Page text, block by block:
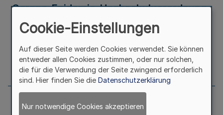
Corona-Epidemie-Hochschulverordnung
11.12.2020
Seite 1234
Verordnung zur Änderung der
Cookie-Einstellungen
Auf dieser Seite werden Cookies verwendet. Sie können
entweder allen Cookies zustimmen, oder nur solchen,
die für die Verwendung der Seite zwingend erforderlich
sind. Hier finden Sie die Datenschutzerklärung
Nur notwendige Cookies akzeptieren